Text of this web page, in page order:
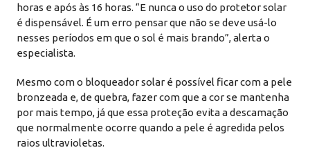
horas e após às 16 horas. “E nunca o uso do protetor solar
é dispensável. É um erro pensar que não se deve usá-lo
nesses períodos em que o sol é mais brando”, alerta o
especialista.
Mesmo com o bloqueador solar é possível ficar com a pele
bronzeada e, de quebra, fazer com que a cor se mantenha
por mais tempo, já que essa proteção evita a descamação
que normalmente ocorre quando a pele é agredida pelos
raios ultravioletas.